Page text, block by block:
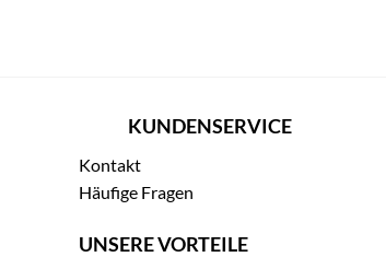
KUNDENSERVICE
Kontakt
Häufige Fragen
UNSERE VORTEILE